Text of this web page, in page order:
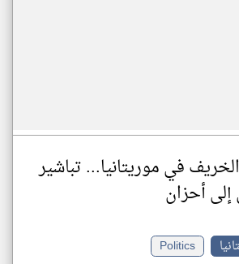
في موريتانيا... تباشير
أحزان
Politics